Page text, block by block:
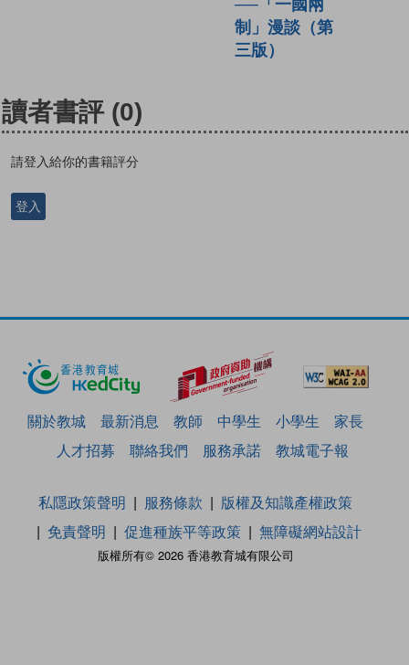
──「一國兩
制」漫談（第
三版）
讀者書評 (0)
請登入給你的書籍評分
登入
關於教城 最新消息 教師 中學生 小學生
家長
人才招募
聯絡我們 服務承諾 教城電子報
版權所有© 2026 香港教育城有限公司
私隱政策聲明 服務條款
版權及知識產權政策
免責聲明
促進種族平等政策 無障礙網站設計